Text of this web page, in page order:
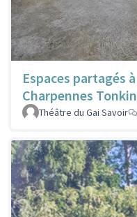
Espaces partagés à
Charpennes Tonkin
Théâtre du Gai Savoir